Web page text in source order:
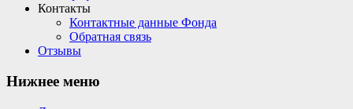
Контакты
Контактные данные Фонда
Обратная связь
Отзывы
Нижнее меню